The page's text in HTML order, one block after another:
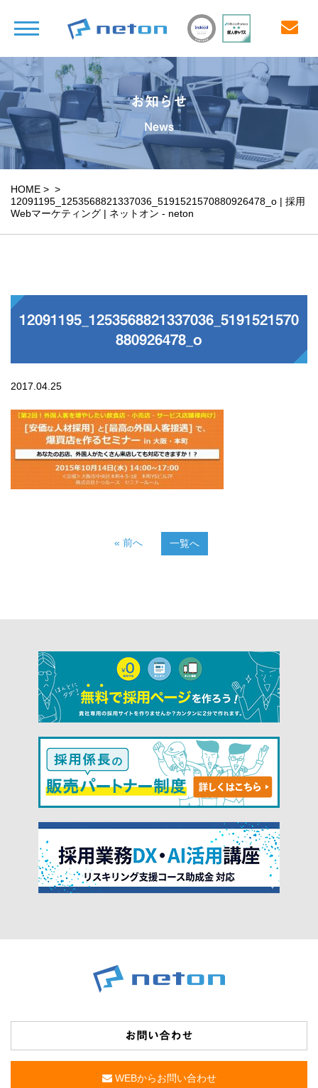
お知らせ
News
HOME > >
12091195_1253568821337036_5191521570880926478_o | 採用
Webマーケティング | ネットオン - neton
12091195_1253568821337036_5191521570
880926478_o
2017.04.25
« 前へ 一覧へ
お問い合わせ
WEBからお問い合わせ